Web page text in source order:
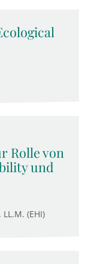
Rolle von
und
(EHI)